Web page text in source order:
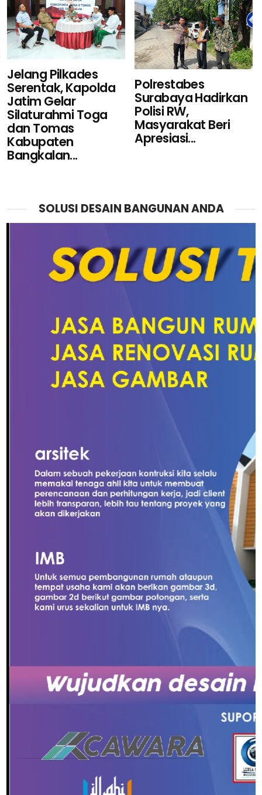
Jelang Pilkades
Serentak, Kapolda
Jatim Gelar
Silaturahmi Toga
dan Tomas
Kabupaten
Bangkalan...
Polrestabes
Surabaya Hadirkan
Polisi RW,
Masyarakat Beri
Apresiasi...
SOLUSI DESAIN BANGUNAN ANDA